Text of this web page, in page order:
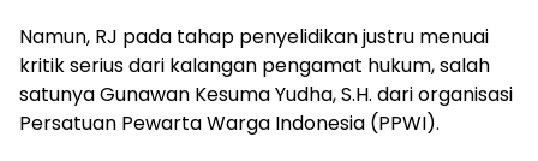
Namun, RJ pada tahap penyelidikan justru menuai
kritik serius dari kalangan pengamat hukum, salah
satunya Gunawan Kesuma Yudha, S.H. dari organisasi
Persatuan Pewarta Warga Indonesia (PPWI).